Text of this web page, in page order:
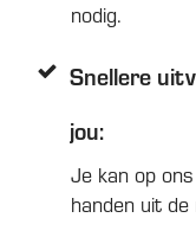
nodig.
Snellere
jou:
Je kan op
handen uit